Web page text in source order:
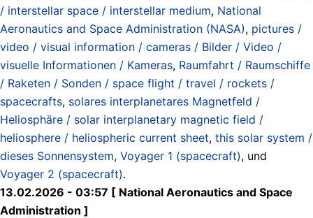
/ interstellar space / interstellar medium, National
Aeronautics and Space Administration (NASA), pictures /
video / visual information / cameras / Bilder / Video /
visuelle Informationen / Kameras, Raumfahrt / Raumschiffe
/ Raketen / Sonden / space flight / travel / rockets /
spacecrafts, solares interplanetares Magnetfeld /
Heliosphäre / solar interplanetary magnetic field /
heliosphere / heliospheric current sheet, this solar system /
dieses Sonnensystem, Voyager 1 (spacecraft), und
Voyager 2 (spacecraft).
13.02.2026 - 03:57 [ National Aeronautics and Space
Administration ]